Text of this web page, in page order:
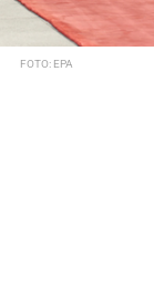
FOTO: EPA